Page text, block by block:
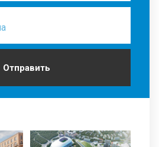
Отправить